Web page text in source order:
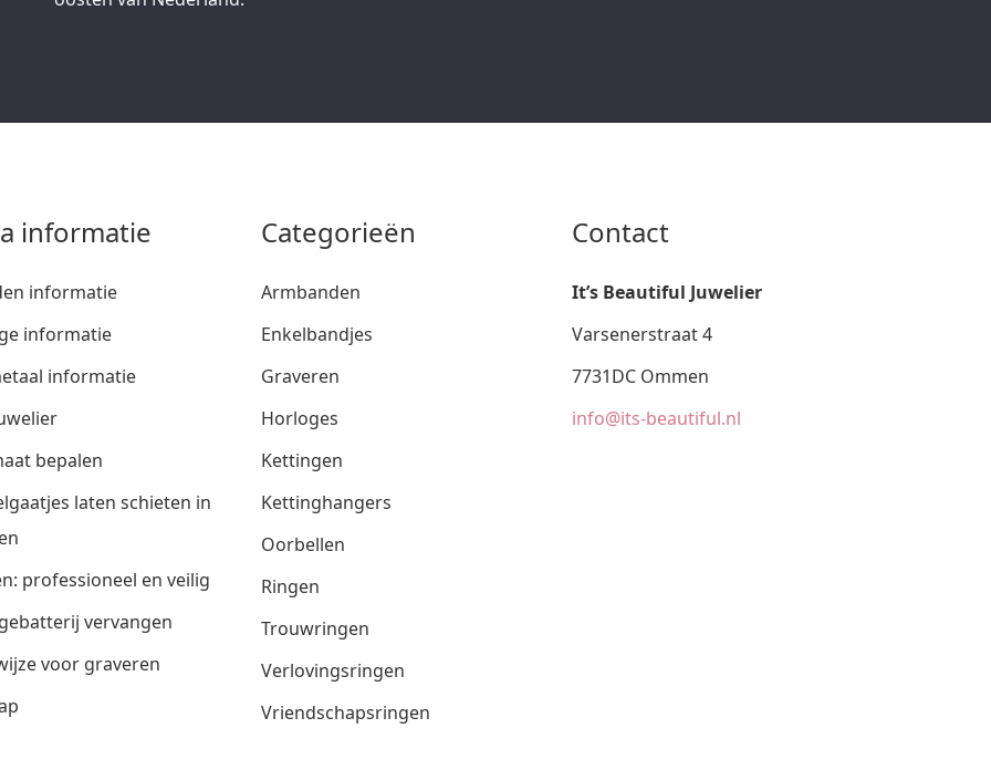
informatie
informatie
informatie
informatie
bepalen
laten schieten in
professioneel en veilig
vervangen
voor graveren
Categorieën
Armbanden
Enkelbandjes
Graveren
Horloges
Kettingen
Kettinghangers
Oorbellen
Ringen
Trouwringen
Verlovingsringen
Vriendschapsringen
Contact
It’s Beautiful Juwelier
Varsenerstraat 4
7731DC Ommen
info@its-beautiful.nl